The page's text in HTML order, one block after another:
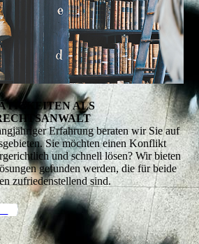
ALS
Erfahrung beraten wir Sie auf
Sie möchten einen Konflikt
und schnell lösen? Wir bieten
gefunden werden, die für beide
zufriedenstellend sind.